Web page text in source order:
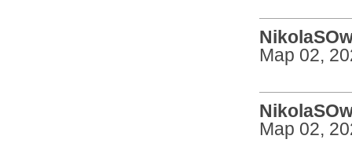
Мар 02,
Мар 02,